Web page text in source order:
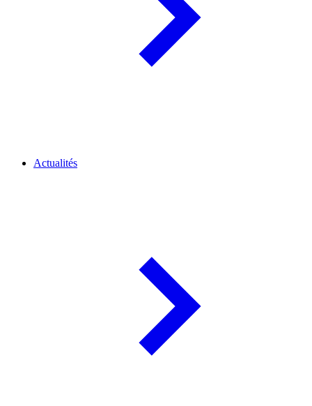
Actualités